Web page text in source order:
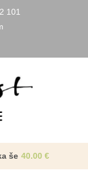
101
še 40.00 €